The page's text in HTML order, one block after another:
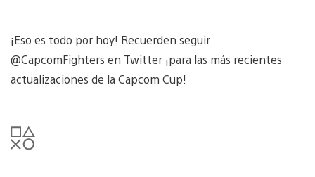
¡Eso es todo por hoy! Recuerden seguir
@CapcomFighters en Twitter ¡para las más recientes
actualizaciones de la Capcom Cup!